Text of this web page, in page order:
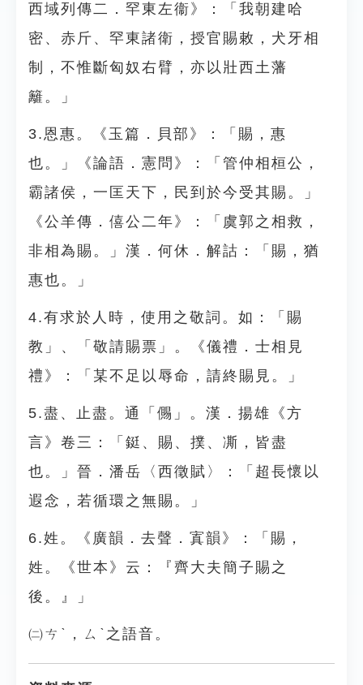
西域列傳二．罕東左衞》：「我朝建哈
密、赤斤、罕東諸衛，授官賜敕，犬牙相
制，不惟斷匈奴右臂，亦以壯西土藩
籬。」
3.恩惠。《玉篇．貝部》：「賜，惠
也。」《論語．憲問》：「管仲相桓公，
霸諸侯，一匡天下，民到於今受其賜。」
《公羊傳．僖公二年》：「虞郭之相救，
非相為賜。」漢．何休．解詁：「賜，猶
惠也。」
4.有求於人時，使用之敬詞。如：「賜
教」、「敬請賜票」。《儀禮．士相見
禮》：「某不足以辱命，請終賜見。」
5.盡、止盡。通「儩」。漢．揚雄《方
言》卷三：「鋌、賜、撲、凘，皆盡
也。」晉．潘岳〈西徵賦〉：「超長懷以
遐念，若循環之無賜。」
6.姓。《廣韻．去聲．寘韻》：「賜，
姓。《世本》云：『齊大夫簡子賜之
後。』」
㈡ㄘˋ，ㄙˋ之語音。